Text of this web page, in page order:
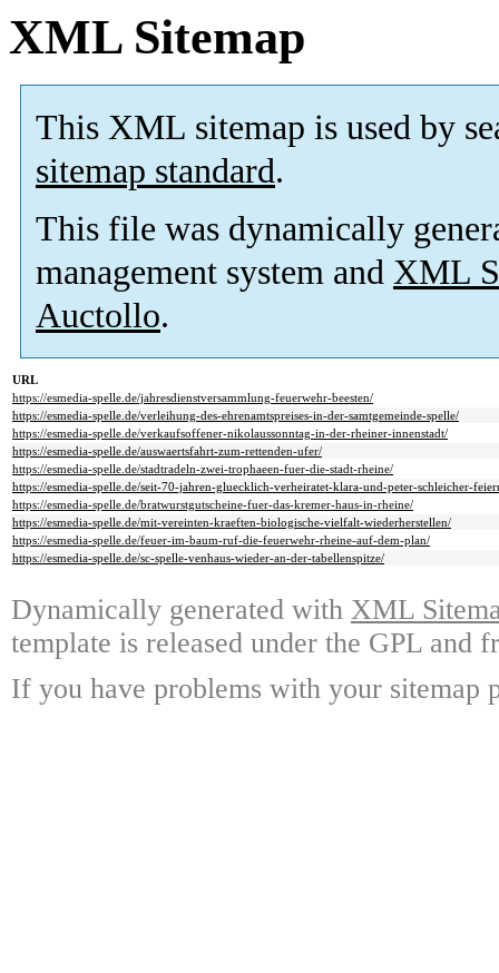
XML Sitemap
This XML sitemap is used by
sitemap standard.
This file was dynamically
management system and XML
Auctollo.
URL
https://esmedia-spelle.de/jahresdienstversammlung-feuerwehr-beesten/
https://esmedia-spelle.de/verleihung-des-ehrenamtspreises-in-der-samtgemeinde-spelle/
https://esmedia-spelle.de/verkaufsoffener-nikolaussonntag-in-der-rheiner-innenstadt/
https://esmedia-spelle.de/auswaertsfahrt-zum-rettenden-ufer/
https://esmedia-spelle.de/stadtradeln-zwei-trophaeen-fuer-die-stadt-rheine/
https://esmedia-spelle.de/seit-70-jahren-gluecklich-verheiratet-klara-und-peter-schleicher-
https://esmedia-spelle.de/bratwurstgutscheine-fuer-das-kremer-haus-in-rheine/
https://esmedia-spelle.de/mit-vereinten-kraeften-biologische-vielfalt-wiederherstellen/
https://esmedia-spelle.de/feuer-im-baum-ruf-die-feuerwehr-rheine-auf-dem-plan/
https://esmedia-spelle.de/sc-spelle-venhaus-wieder-an-der-tabellenspitze/
Dynamically generated with XML
template is released under the GPL and
If you have problems with your sitemap